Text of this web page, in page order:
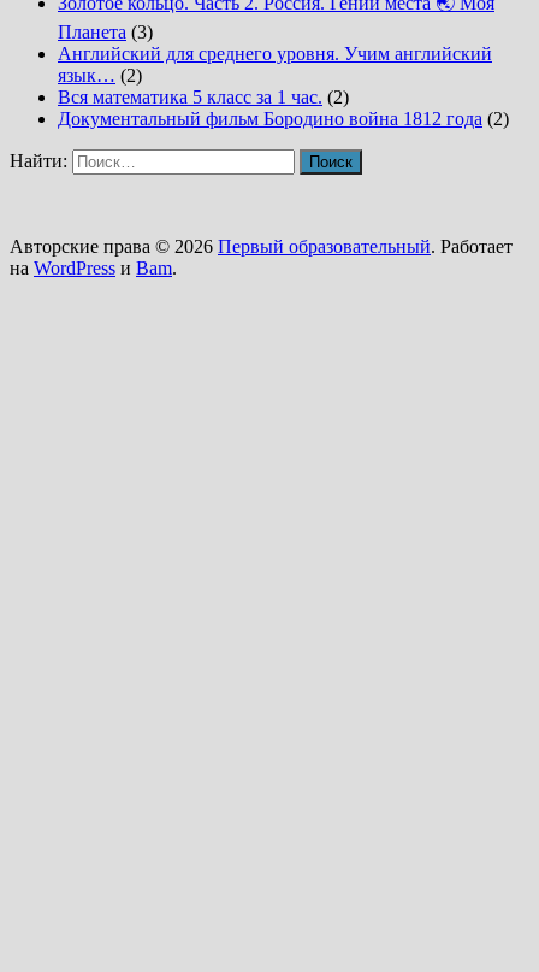
Планета (3)
Английский для среднего уровня. Учим английский
язык… (2)
Вся математика 5 класс за 1 час. (2)
Документальный фильм Бородино война 1812 года (2)
Найти:
Авторские права © 2026 Первый образовательный. Работает
на WordPress и Bam.